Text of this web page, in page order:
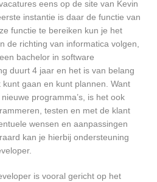
eens op de site van Kevin
instantie is daar de functie van
functie te bereiken kun je het
de richting van informatica volgen,
bachelor in software
duurt 4 jaar en het is van belang
gaan en kunt plannen. Want
programma’s, is het ook
testen en met de klant
wensen en aanpassingen
kan je hierbij ondersteuning
is vooral gericht op het